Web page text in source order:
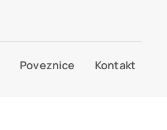
Poveznice Kontakt